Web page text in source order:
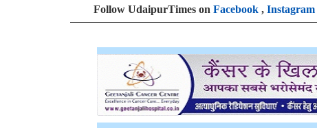
Follow UdaipurTimes on Facebook , Instagram